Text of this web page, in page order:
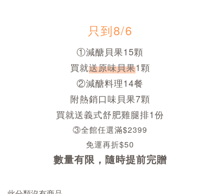
只到8/6
①減醣貝果15顆
買就送原味貝果1顆
②減醣料理14餐
附熱銷口味貝果7顆
買就送義式舒肥雞腿排1份
③全館任選滿$2399
免運再折$50
數量有限，隨時提前完贈